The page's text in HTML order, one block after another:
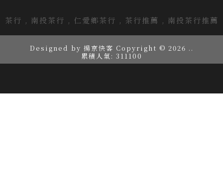
茶行 南投茶行 仁愛鄉茶行 茶行推薦 南投茶行推薦
Designed by 揚京快客 Copyright © 2026 ..
累積人氣: 311100